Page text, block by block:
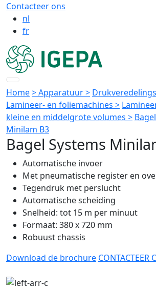
Contacteer ons
nl
fr
Home> Apparatuur >
Lamineer- en foliemachines >
kleine en middelgrote volumes >
Minilam B3
Bagel Systems
Automatische invoer
Met pneumatische register en
Tegendruk met perslucht
Automatische scheiding
Snelheid: tot 15 m per minuut
Formaat: 380 x 720 mm
Robuust chassis
Download de brochure CONTACTEER